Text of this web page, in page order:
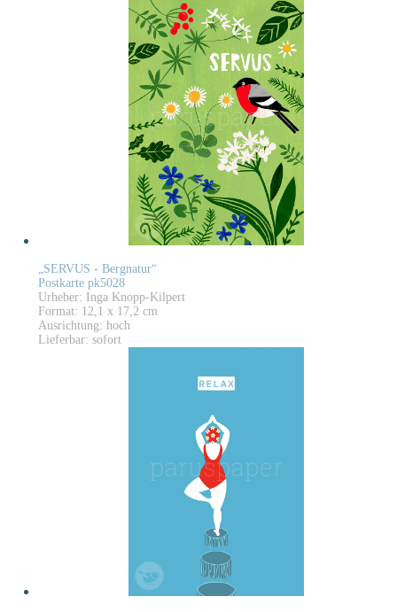
„SERVUS - Bergnatur“
Postkarte pk5028
Urheber: Inga Knopp-Kilpert
Format: 12,1 x 17,2 cm
Ausrichtung: hoch
Lieferbar: sofort